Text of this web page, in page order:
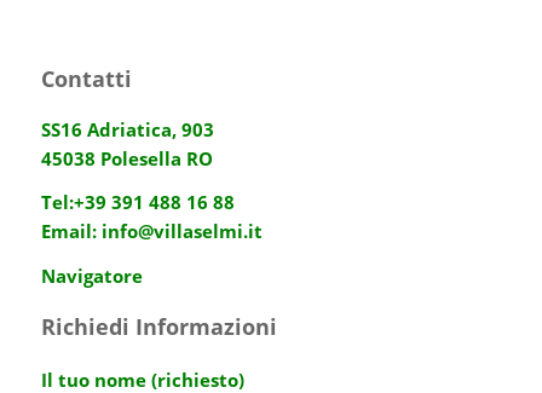
Contatti
SS16 Adriatica, 903
45038 Polesella RO
Tel:+39 391 488 16 88
Email: info@villaselmi.it
Navigatore
Richiedi Informazioni
Il tuo nome (richiesto)